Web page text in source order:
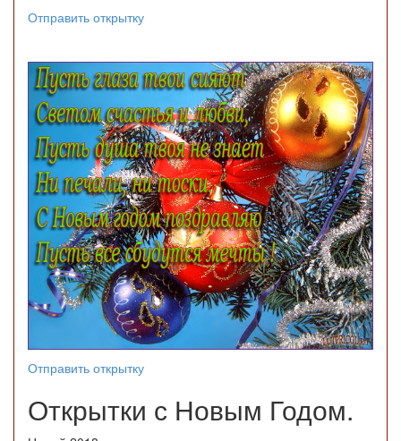
Отправить открытку
Отправить открытку
Открытки с Новым Годом.